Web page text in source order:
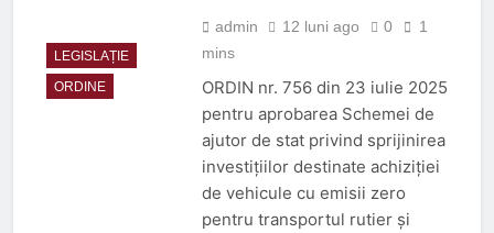
LEGISLAȚIE
ORDINE
admin 12 luni ago 0
1
mins
ORDIN nr. 756 din 23 iulie 2025
pentru aprobarea Schemei de
ajutor de stat privind sprijinirea
investițiilor destinate achiziției
de vehicule cu emisii zero
pentru transportul rutier și